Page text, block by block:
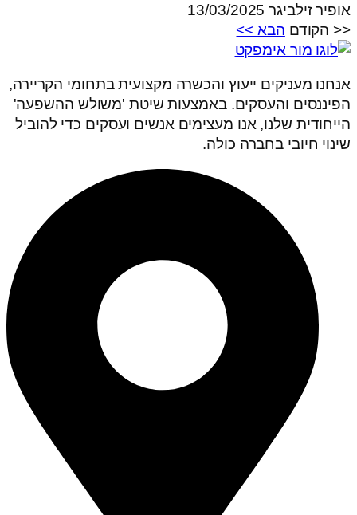
אופיר זילביגר 13/03/2025
<< הקודם הבא >>
אנחנו מעניקים ייעוץ והכשרה מקצועית בתחומי הקריירה,
הפיננסים והעסקים. באמצעות שיטת 'משולש ההשפעה'
הייחודית שלנו, אנו מעצימים אנשים ועסקים כדי להוביל
שינוי חיובי בחברה כולה.